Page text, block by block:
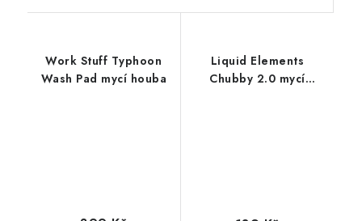
Work Stuff Typhoon
Wash Pad mycí houba
Liquid Elements
Chubby 2.0 mycí